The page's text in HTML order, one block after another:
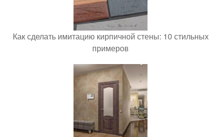
Как сделать имитацию кирпичной стены: 10 стильных
примеров